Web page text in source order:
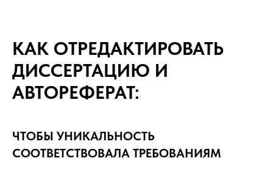
КАК ОТРЕДАКТИРОВАТЬ
ДИССЕРТАЦИЮ И
АВТОРЕФЕРАТ:
ЧТОБЫ УНИКАЛЬНОСТЬ
СООТВЕТСТВОВАЛА ТРЕБОВАНИЯМ